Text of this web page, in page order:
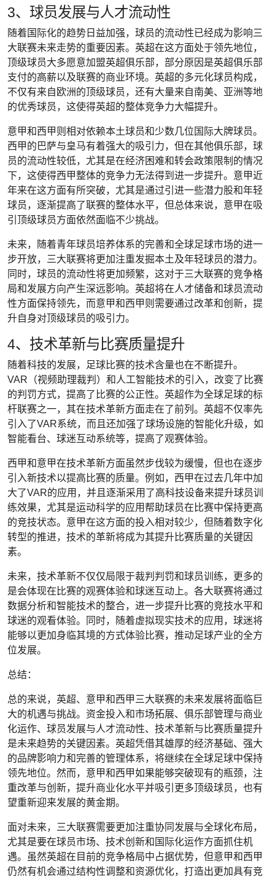
3、球员发展与人才流动性
随着国际化的趋势日益加强，球员的流动性已经成为影响三
大联赛未来走势的重要因素。英超在这方面处于领先地位，
顶级球员大多愿意加盟英超俱乐部，部分原因是英超俱乐部
支付的高薪以及联赛的商业环境。英超的多元化球员构成，
不仅有来自欧洲的顶级球员，还有大量来自南美、亚洲等地
的优秀球员，这使得英超的整体竞争力大幅提升。
意甲和西甲则相对依赖本土球员和少数几位国际大牌球员。
西甲的巴萨与皇马有着强大的吸引力，但在其他俱乐部，球
员的流动性较低，尤其是在经济困难和转会政策限制的情况
下，这使得西甲整体的竞争力无法得到进一步提升。意甲近
年来在这方面有所突破，尤其是通过引进一些潜力股和年轻
球员，逐渐提高了联赛的整体水平，但总体来说，意甲在吸
引顶级球员方面依然面临不少挑战。
未来，随着青年球员培养体系的完善和全球足球市场的进一
步开放，三大联赛将更加注重发掘本土及年轻球员的潜力。
同时，球员的流动性将更加频繁，这对于三大联赛的竞争格
局和发展方向产生深远影响。英超将在人才储备和球员流动
性方面保持领先，而意甲和西甲则需要通过改革和创新，提
升自身对顶级球员的吸引力。
4、技术革新与比赛质量提升
随着科技的发展，足球比赛的技术含量也在不断提升。
VAR（视频助理裁判）和人工智能技术的引入，改变了比赛
的判罚方式，提高了比赛的公正性。英超作为全球足球的标
杆联赛之一，其在技术革新方面走在了前列。英超不仅率先
引入了VAR系统，而且还加强了球场设施的智能化升级，如
智能看台、球迷互动系统等，提高了观赛体验。
西甲和意甲在技术革新方面虽然步伐较为缓慢，但也在逐步
引入新技术以提高比赛的质量。例如，西甲在过去几年中加
大了VAR的应用，并且逐渐采用了高科技设备来提升球员训
练效果，尤其是运动科学的应用帮助球员在比赛中保持更高
的竞技状态。意甲在这方面的投入相对较少，但随着数字化
转型的推进，技术的革新将成为其提升比赛质量的关键因
素。
未来，技术革新不仅仅局限于裁判判罚和球员训练，更多的
是会体现在比赛的观赛体验和球迷互动上。各大联赛将通过
数据分析和智能技术的整合，进一步提升比赛的竞技水平和
球迷的观看体验。同时，随着虚拟现实技术的应用，球迷将
能够以更加身临其境的方式体验比赛，推动足球产业的全方
位发展。
总结：
总的来说，英超、意甲和西甲三大联赛的未来发展将面临巨
大的机遇与挑战。资金投入和市场拓展、俱乐部管理与商业
化运作、球员发展与人才流动性、技术革新与比赛质量提升
是未来趋势的关键因素。英超凭借其雄厚的经济基础、强大
的品牌影响力和完善的管理体系，将继续在全球足球中保持
领先地位。然而，意甲和西甲如果能够突破现有的瓶颈，注
重改革与创新，提升商业化水平并吸引更多顶级球员，也有
望重新迎来发展的黄金期。
面对未来，三大联赛需要更加注重协同发展与全球化布局，
尤其是要在球员市场、技术创新和国际化运作方面抓住机
遇。虽然英超在目前的竞争格局中占据优势，但意甲和西甲
仍然有机会通过结构性调整和资源优化，打造出更加具有竞